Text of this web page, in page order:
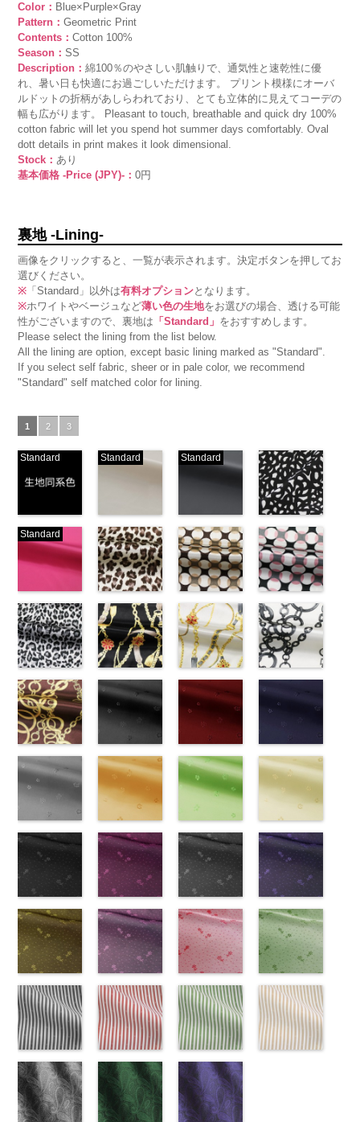
Color： Blue×Purple×Gray
Pattern：Geometric Print
Contents：Cotton 100%
Season：SS
Description：綿100％のやさしい肌触りで、通気性と速乾性に優
れ、暑い日も快適にお過ごしいただけます。 プリント模様にオーバ
ルドットの折柄があしらわれており、とても立体的に見えてコーデの
幅も広がります。 Pleasant to touch, breathable and quick dry 100%
cotton fabric will let you spend hot summer days comfortably. Oval
dott details in print makes it look dimensional.
Stock：あり
基本価格 -Price (JPY)-：0円
裏地 -Lining-
画像をクリックすると、一覧が表示されます。決定ボタンを押してお
選びください。
※ 「Standard」以外は有料オプションとなります。
※ホワイトやベージュなど薄い色の生地をお選びの場合、透ける可能
性がございますので、裏地は 「Standard」 をおすすめします。
Please select the lining from the list below.
All the lining are option, except basic lining marked as "Standard".
If you select self fabric, sheer or in pale color, we recommend
"Standard" self matched color for lining.
1 2 3
(-/TK)
http://www.anys.co.jp/wp-
content/uploads/2013/04/jpg
ステル100％
CHARALIST、
d.、
DOLCELABY、
JEANNE、
LUNAMARY、
LUNAMARY
ラージサイ
Macolina、
NUDE、
pinkywolman
Standard
(221/OT)
http://www.anys.co.jp/wp-
content/uploads/2013/04/221.jpg
221 ベージュ
ステル100％
CHARALIST、
d.、
DOLCELABY、
JEANNE、
LUNAMARY、
LUNAMARY
ラージサイ
Macolina、
NUDE、
pinkywolman
Standard
(19/OT)
http://www.anys.co.jp/wp-
content/uploads/2013/02/19.jpg
19 ブラック
ステル100％
CHARALIST、
d.、
DOLCELABY、
JEANNE、
LUNAMARY、
LUNAMARY
ラージサイ
Macolina、
NUDE、
pinkywolman
Standard
ワイト模様
(KKP3601-
24-C)
http://
24-c.jpg
KKP3601-24-
C ブラック×
ホワイト
テル100％
DOLCELABY、
FairyRose
(777/OT)
http://www.anys.co.jp/wp-
content/uploads/2013/08/777.jpg
777 ピンク
ステル100％
CHARALIST、
d.、
DOLCELABY、
JEANNE、
LUNAMARY、
LUNAMARY
ラージサイ
Macolina、
NUDE、
pinkywolman
Standard
ブラウン
(KKP1092-
55-B/UN)
http://www.anys.co.jp/wp-
55-b.jpg
KKP1092-55-
ブラウン
レオパード柄
100％
DOLCELABY
6000
柄ベージュ
(KKP1092-
93-C/UN)
http://www.anys.co.jp/wp-
93-c.jpg
KKP1092-93-
ベージュ
幾何学ドット
テル100％
DOLCELABY
柄ピンク
(KKP1092-
93-D/UN)
http://
93-d.jpg
KKP1092-93-
ピンク
100％
DOLCELABY
グレー
(KKP1092-
55-C/UN)
http://www.anys.co.jp/wp-
55-c.jpg
KKP1092-55-
グレー
オパード柄
100％
DOLCELABY
6000
ト柄ブラック
(KKP1092-
137-D/UN)
http://www.anys.co.jp/wp-
137-d.jpg
KKP1092-
137-D ブラッ
チェーン
リエステル
100％
DOLCELABY
6000
ト柄ホワイト
(KKP1092-
137-A/UN)
http://www.anys.co.jp/wp-
137-a.jpg
KKP1092-
ホワイ
チェーン
リエステル
100％
DOLCELABY
6000
ワイト
(KKP2090-
145-A/UN)
145-a.jpg
KKP2090-
ホワイ
チェーン
テル100％
DOLCELABY
6000
ラウン
(KKP21090-
145-B/UN)
http://www.anys.co.jp/wp-
145-b.jpg
KKP2090-
145-B
ブラウ
チェーン
テル100％
DOLCELABY
6000
(AK203-
55/LT)
http://www.anys.co.jp/wp-
content/uploads/2013/05/ak203-
AK203-55 ブ
ラック
花柄
キュプラ
100％
FairyRose
6000
(AK203-
51/LT)
http://www.anys.co.jp/wp-
content/uploads/2013/05/ak203-
AK203-51 レ
ッド
花柄
キ
ュプラ100％
DOLCELABY、
6000
(AK203-
50/LT)
http://
content/uploads/
AK203-50 ネ
イビー
キュプラ
100％
FairyRose
6000
(AK203-
31/LT)
http://www.anys.co.jp/wp-
content/uploads/2013/05/ak203-
AK203-31 グ
レー 花柄 キ
ュプラ100％
DOLCELABY、
6000
(AK203-
29/LT)
http://www.anys.co.jp/wp-
content/uploads/2013/05/ak203-
AK203-29 オ
レンジ
花柄
キュプラ
100％
FairyRose
6000
(AK203-
27/LT)
http://www.anys.co.jp/wp-
content/uploads/2013/05/ak203-
AK203-27 グ
リーン 花柄
キュプラ
100％
FairyRose
6000
(AK203-
11/LT)
http://
content/uploads/
11 ベージュ
花柄 キュプ
ラ100％
DOLCELABY、
6000
ラック
(AK201-
55/LT)
http://www.anys.co.jp/wp-
55.jpg
AK201-55 ブ
ラック 花柄
ドット キュ
DOLCELABY、
FairyRose
6000
ンク(AK201-
53/LT)
http://www.anys.co.jp/wp-
content/uploads/2013/05/ak201-
AK201-53 ピ
ンク 花柄ド
ット キュプ
ラ100％
FairyRose
6000
レー(AK201-
52/LT)
http://www.anys.co.jp/wp-
content/uploads/2013/04/ak201-
AK201-52 グ
レー 花柄ド
ット キュプ
ラ100％
FairyRose
6000
イビー
(AK201-
50/LT)
http://
50.jpg
AK201-50 ネ
イビー 花柄
ドット キュ
エロー
(AK201-
34/LT)
http://www.anys.co.jp/wp-
34.jpg
AK201-34 イ
エロー 花柄
ドット キュ
ープル
(AK201-
33/LT)
http://www.anys.co.jp/wp-
33.jpg
AK201-33 パ
ープル 花柄
ドット
キュ
ッド(AK201-
29/LT)
http://www.anys.co.jp/wp-
content/uploads/2013/04/ak201-
AK201-29 レ
ッド 花柄ド
ット キュプ
ラ100％
リーン
(AK201-
27/LT)
http://
ライプブラッ
ク(AKL5300-
5/LT)
http://www.anys.co.jp/wp-
ライプレッド
(AKL5300-
4/LT)
http://www.anys.co.jp/wp-
ライプグリー
ン(AKL5300-
3/LT)
http://www.anys.co.jp/wp-